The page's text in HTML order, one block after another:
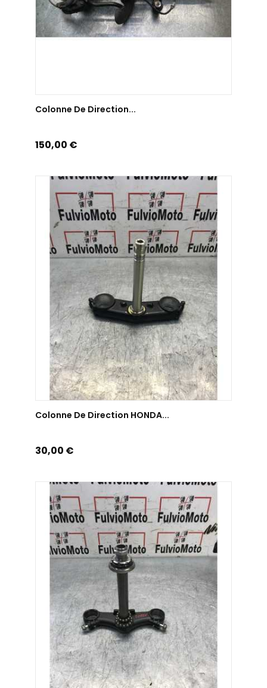
Colonne De Direction...
Prix
150,00 €
AJOUTER AU PANIER
Colonne De Direction HONDA...
Prix
30,00 €